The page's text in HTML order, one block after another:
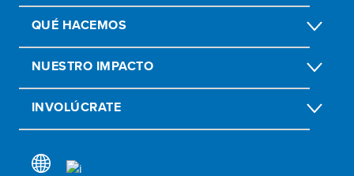
QUÉ HACEMOS
NUESTRO IMPACTO
INVOLÚCRATE